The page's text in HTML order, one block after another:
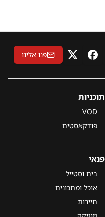
פייסבוקX פנו אלינו
תוכניות
VOD
פודקאסטים
פנאי
בית וסטייל
אוכל ומתכונים
תיירות